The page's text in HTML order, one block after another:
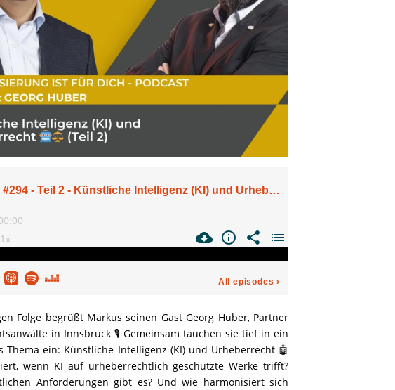
Folge begrüßt Markus seinen Gast Georg Huber, Partner
in Innsbruck 🎙️ Gemeinsam tauchen sie tief in ein
Thema ein: Künstliche Intelligenz (KI) und Urheberrecht 🤖
wenn KI auf urheberrechtlich geschützte Werke trifft?
Anforderungen gibt es? Und wie harmonisiert sich